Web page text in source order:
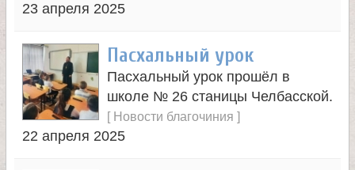
а
н
и
23 апреля 2025
Пасхальный урок
Пасхальный урок прошёл в
школе № 26 станицы Челбасской.
[ Новости благочиния ]
22 апреля 2025